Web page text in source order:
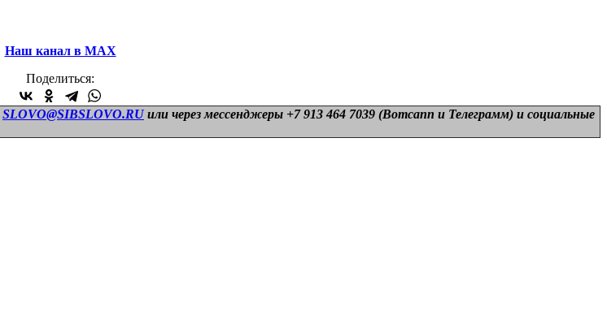
Наш канал в МАХ
Поделиться:
SLOVO@SIBSLOVO.RU или через мессенджеры +7 913 464 7039 (Вотсапп и Телеграмм) и социальные